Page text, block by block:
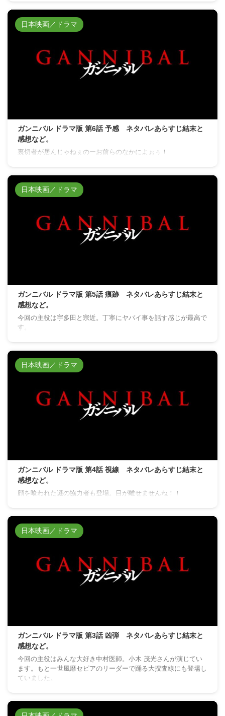
日本映画／ドラマ
ガンニバル ドラマ版 第6話 予感 ネタバレあらすじ結末と
感想など。
裏切者が居んじゃねぇのーお前らのなかによぉぅ！
日本映画／ドラマ
ガンニバル ドラマ版 第5話 痕跡 ネタバレあらすじ結末と
感想など。
今回の主役は宇多田と宗近。丁寧にヤバイ事を話す感じが最高で
す。
日本映画／ドラマ
ガンニバル ドラマ版 第4話 視線 ネタバレあらすじ結末と
感想など。
顔を喰われた謎の協力者も登場。目が離せませんね！！
日本映画／ドラマ
ガンニバル ドラマ版 第3話 凶弾 ネタバレあらすじ結末と
感想など。
今回の主役はみんな大好き中村医師。小木 茂光さんが演じてい
ます。もと一世風靡セピアのリーダーで踊る大捜査線にも登場し
ていました。